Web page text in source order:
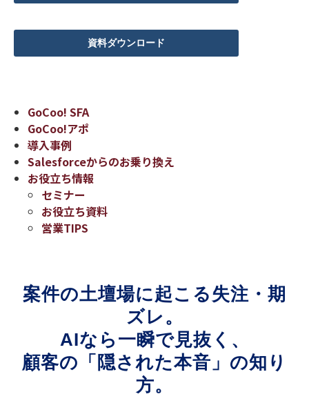
資料ダウンロード
GoCoo! SFA
GoCoo!アポ
導入事例
Salesforceからのお乗り換え
お役立ち情報
セミナー
お役立ち資料
営業TIPS
案件の土壇場に起こる失注・期
ズレ。
AIなら一瞬で見抜く、
顧客の「隠された本音」の知り
方。